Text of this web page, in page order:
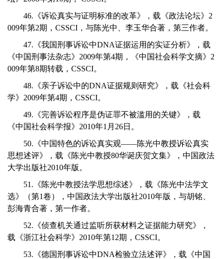
46.《诉讼真实与证明标准的改革》，载《政法论坛》2
009年第2期，CSSCI，与陈光中、李玉华合著，第三作者。
47.《我国刑事诉讼中DNA证据运用的实证分析》，载
《中国刑事法杂志》2009年第4期，《中国社会科学文摘》2
009年第8期转载，CSSCI。
48.《亲子诉讼中的DNA证据规则研究》，载《社会科
学》2009年第4期，CSSCI。
49.《完善诉讼程序是伪证罪不被滥用的关键》，载
《中国社会科学报》2010年1月26日。
50.《中国特色的诉讼真实观——陈光中教授诉讼真实
思想述评》，载《陈光中教授80华诞庆贺文集》，中国政法
大学出版社2010年版。
51.《陈光中教授法学思想综述》，载《陈光中法学文
选》（第1卷），中国政法大学出版社2010年版，与胡铭、
彭海青合著，第一作者。
52.《侦查机关通过监听所获材料之证据能力研究》，
载《浙江社会科学》2010年第12期，CSSCI。
53.《德国刑事诉讼中DNA检验立法述评》，载《中国